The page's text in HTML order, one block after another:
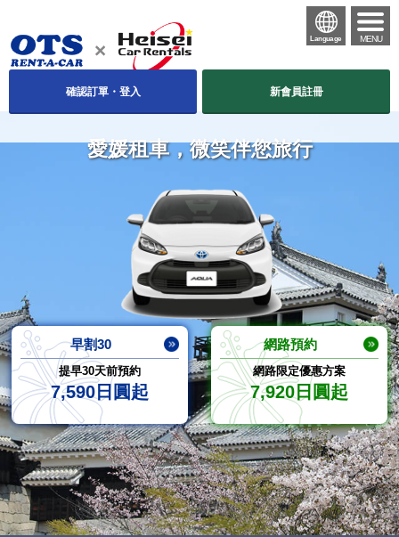
確認訂單・登入 新會員註冊
Language MENU
愛媛租車，微笑伴您旅行
早割30
提早30天前預約
7,590日圓起
網路預約
網路限定優惠方案
7,920日圓起